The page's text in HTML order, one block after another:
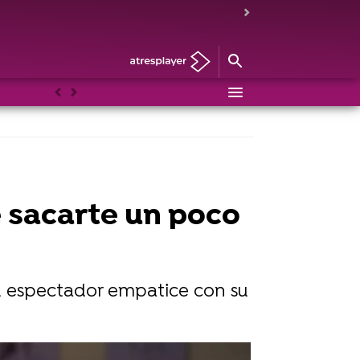
AnteriorSiguiente
sacarte un poco
empatice con su